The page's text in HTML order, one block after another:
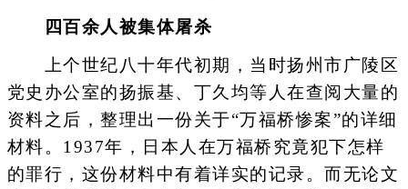
四百余人被集体屠杀
上个世纪八十年代初期，当时扬州市广陵区
党史办公室的扬振基、丁久均等人在查阅大量的
资料之后，整理出一份关于“万福桥惨案”的详细
材料。1937年，日本人在万福桥究竟犯下怎样
的罪行，这份材料中有着详实的记录。而无论文